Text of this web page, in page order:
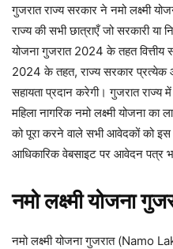
गुजरात राज्य सरकार ने नमो लक्ष्मी
राज्य की सभी छात्राएँ जो सरकारी या
योजना गुजरात 2024 के तहत वित्तीय
2024 के तहत, राज्य सरकार प्रत्येक
सहायता प्रदान करेगी। गुजरात राज्य
महिला नागरिक नमो लक्ष्मी योजना का
को पूरा करने वाले सभी आवेदकों को
आधिकारिक वेबसाइट पर आवेदन पत्र
नमो लक्ष्मी योजना
नमो लक्ष्मी योजना गुजरात